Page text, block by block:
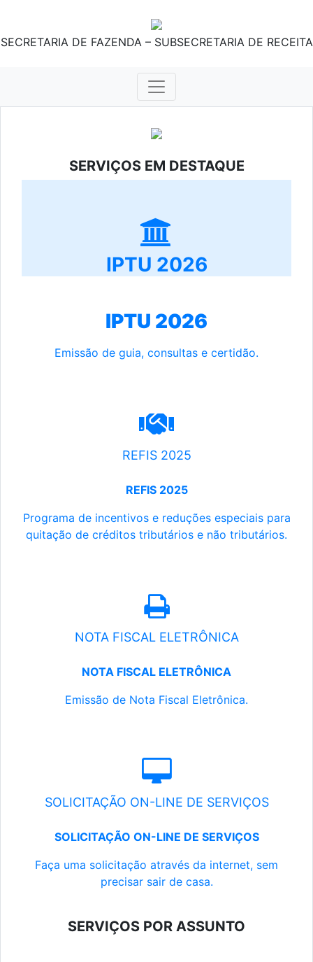
SECRETARIA DE FAZENDA – SUBSECRETARIA DE RECEITA
SERVIÇOS EM DESTAQUE
IPTU 2026
IPTU 2026
Emissão de guia, consultas e certidão.
REFIS 2025
REFIS 2025
Programa de incentivos e reduções especiais para
quitação de créditos tributários e não tributários.
NOTA FISCAL ELETRÔNICA
NOTA FISCAL ELETRÔNICA
Emissão de Nota Fiscal Eletrônica.
SOLICITAÇÃO ON-LINE DE SERVIÇOS
SOLICITAÇÃO ON-LINE DE SERVIÇOS
Faça uma solicitação através da internet, sem
precisar sair de casa.
SERVIÇOS POR ASSUNTO